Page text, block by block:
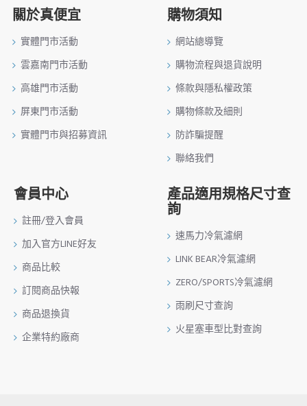
關於真便宜
實體門市活動
雲嘉南門市活動
高雄門市活動
屏東門市活動
實體門市與招募資訊
購物須知
網站總導覽
購物流程與退貨說明
條款與隱私權政策
購物條款及細則
防詐騙提醒
聯絡我們
會員中心
註冊/登入會員
加入官方LINE好友
商品比較
訂閱商品快報
商品退換貨
企業特約廠商
產品適用規格尺寸查
詢
速馬力冷氣濾網
LINK BEAR冷氣濾網
ZERO/SPORTS冷氣濾網
雨刷尺寸查詢
火星塞車型比對查詢